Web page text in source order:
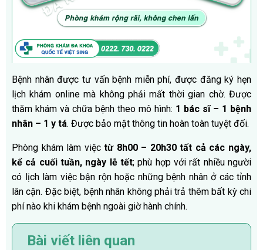
Bệnh nhân được tư vấn bệnh miễn phí, được đăng ký hẹn
lịch khám online mà không phải mất thời gian chờ. Được
thăm khám và chữa bệnh theo mô hình: 1 bác sĩ – 1 bệnh
nhân – 1 y tá. Được bảo mật thông tin hoàn toàn tuyệt đối.
Phòng khám làm việctừ 8h00 – 20h30 tất cả các ngày,
kể cả cuối tuần, ngày lễ tết; phù hợp với rất nhiều người
có lịch làm việc bận rộn hoặc những bệnh nhân ở các tỉnh
lân cận. Đặc biệt, bệnh nhân không phải trả thêm bất kỳ chi
phí nào khi khám bệnh ngoài giờ hành chính.
Bài viết liên quan